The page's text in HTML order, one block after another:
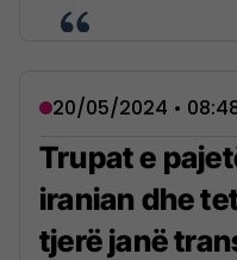
20/05/2024 •
Trupat e
iranian dhe
tjerë janë